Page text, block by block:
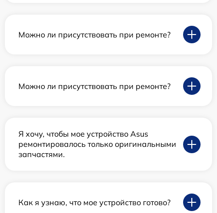
Можно ли присутствовать при ремонте?
Можно ли присутствовать при ремонте?
Я хочу, чтобы мое устройство Asus
ремонтировалось только оригинальными
запчастями.
Как я узнаю, что мое устройство готово?